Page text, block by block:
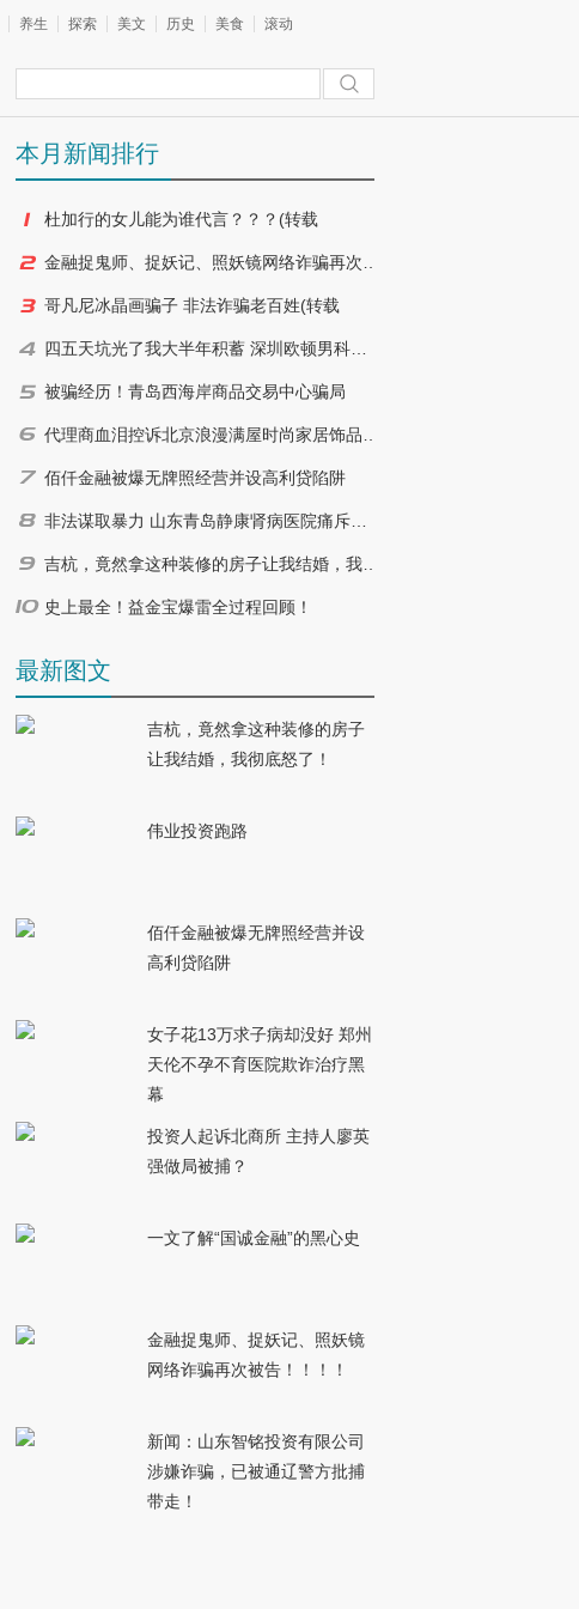
养生 探索 美文 历史 美食 滚动
本月新闻排行
杜加行的女儿能为谁代言？？？(转载
哥凡尼冰晶画骗子 非法诈骗老百姓(转载
被骗经历！青岛西海岸商品交易中心骗局
佰仟金融被爆无牌照经营并设高利贷陷阱
史上最全！益金宝爆雷全过程回顾！
最新图文
吉杭，竟然拿这种装修的房子
让我结婚，我彻底怒了！
伟业投资跑路
佰仟金融被爆无牌照经营并设
高利贷陷阱
女子花13万求子病却没好 郑州
天伦不孕不育医院欺诈治疗黑
幕
投资人起诉北商所 主持人廖英
强做局被捕？
一文了解“国诚金融”的黑心史
金融捉鬼师、捉妖记、照妖镜
网络诈骗再次被告！！！！
新闻：山东智铭投资有限公司
涉嫌诈骗，已被通辽警方批捕
带走！